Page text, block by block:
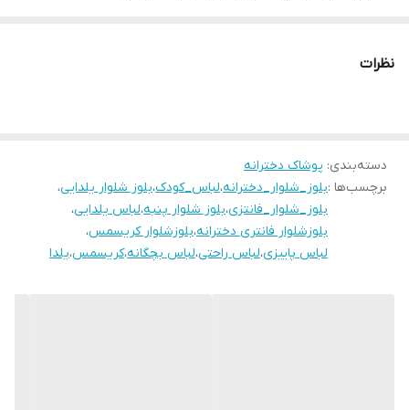
نظرات
دسته‌بندی: پوشاک دخترانه
برچسب‌ها :بلوز_شلوار_دخترانه،لباس_کودک،بلوز شلوار یلدایی،
بلوز_شلوار_فانتزی،بلوز شلوار پنبه،لباس یلدایی،
بلوزشلوار فانتری دخترانه،بلوزشلوار کریسمس،
لباس پاییزی،لباس راحتی،لباس بچگانه،کریسمس،یلدا